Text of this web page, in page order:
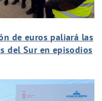
de euros paliará las
del Sur en episodios